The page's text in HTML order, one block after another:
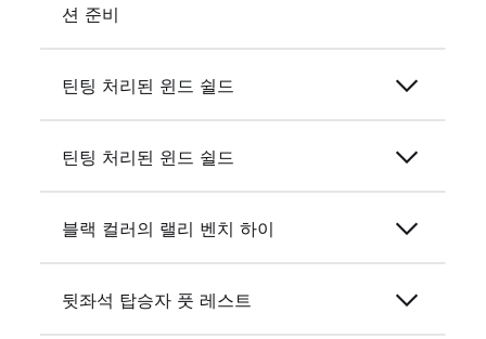
션 준비
틴팅 처리된 윈드 쉴드
틴팅 처리된 윈드 쉴드
블랙 컬러의 랠리 벤치 하이
뒷좌석 탑승자 풋 레스트